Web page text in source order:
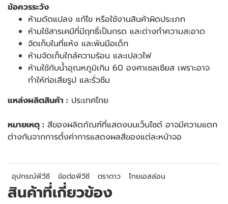
ข้อควรระวัง
ห้ามดัดแปลง แก้ไข หรือใช้งานสินค้าผิดประเภท
ห้ามใช้สารเคมีที่มีฤทธิ์เป็นกรด และด่างทำความสะอาด
จัดเก็บในที่แห้ง และพ้นมือเด็ก
ห้ามจัดเก็บใกล้ความร้อน และเปลวไฟ
ห้ามใช้กับน้ำอุณหภูมิเกิน 60 องศาเซลเซียส เพราะอาจ
ทำให้ท่อเสียรูป และรั่วซึม
แหล่งผลิตสินค้า : ประเทศไทย
หมายเหตุ : สีของผลิตภัณฑ์ที่แสดงบนเว็บไซต์ อาจมีความแตก
ต่างกันจากการตั้งค่าการแสดงผลสีของแต่ละหน้าจอ
อุปกรณ์พีวีซี ข้อต่อพีวีซี ตราดาว ไทยเอสล่อน
สินค้าที่เกี่ยวข้อง